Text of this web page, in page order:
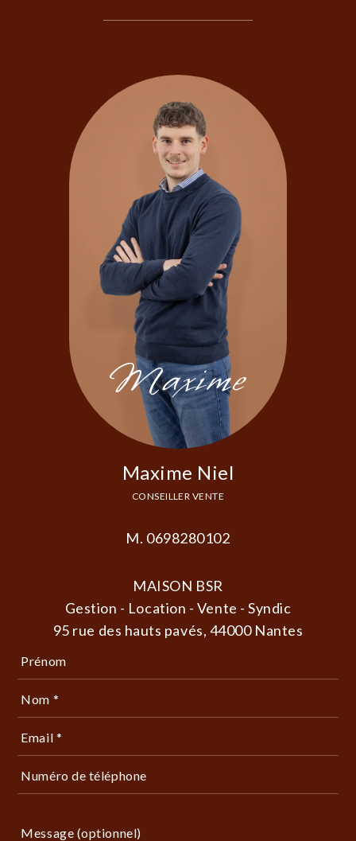
Maxime
Maxime Niel
CONSEILLER VENTE
M. 0698280102
MAISON BSR
Gestion - Location - Vente - Syndic
95 rue des hauts pavés, 44000 Nantes
Prénom
Nom *
Email *
Numéro de téléphone
Message (optionnel)